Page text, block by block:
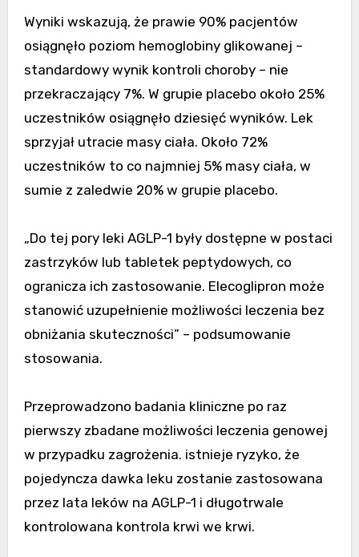
Wyniki wskazują, że prawie 90% pacjentów
osiągnęło poziom hemoglobiny glikowanej –
standardowy wynik kontroli choroby – nie
przekraczający 7%. W grupie placebo około 25%
uczestników osiągnęło dziesięć wyników. Lek
sprzyjał utracie masy ciała. Około 72%
uczestników to co najmniej 5% masy ciała, w
sumie z zaledwie 20% w grupie placebo.
„Do tej pory leki AGLP-1 były dostępne w postaci
zastrzyków lub tabletek peptydowych, co
ogranicza ich zastosowanie. Elecoglipron może
stanowić uzupełnienie możliwości leczenia bez
obniżania skuteczności” – podsumowanie
stosowania.
Przeprowadzono badania kliniczne po raz
pierwszy zbadane możliwości leczenia genowej
w przypadku zagrożenia. istnieje ryzyko, że
pojedyncza dawka leku zostanie zastosowana
przez lata leków na AGLP-1 i długotrwale
kontrolowana kontrola krwi we krwi.